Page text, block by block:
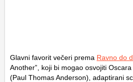
Glavni favorit večeri prema Ravno do
Another”, koji bi mogao osvojiti
(Paul Thomas Anderson), adaptirani